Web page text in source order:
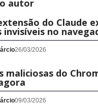
autor
do Claude
invisíveis no
26/03/2026
maliciosas do
09/03/2026